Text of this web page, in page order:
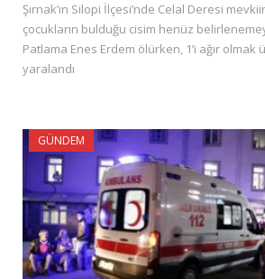
Şırnak’ın Silopi İlçesi’nde Celal Deresi
çocukların bulduğu cisim henüz
Patlama Enes Erdem ölürken, 1’i ağır olmak
yaralandı
GÜNDEM